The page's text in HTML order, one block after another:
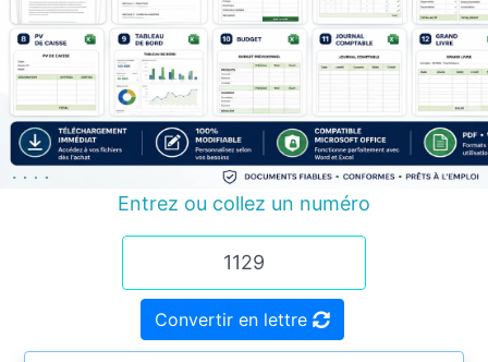
Entrez ou collez un numéro
Convertir en lettre